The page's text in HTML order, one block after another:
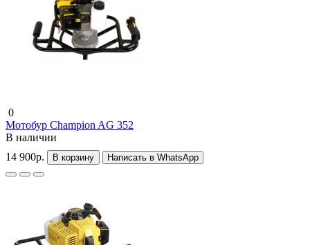
0
Мотобур Champion AG 352
В наличии
14 900р.
В корзину Написать в WhatsApp